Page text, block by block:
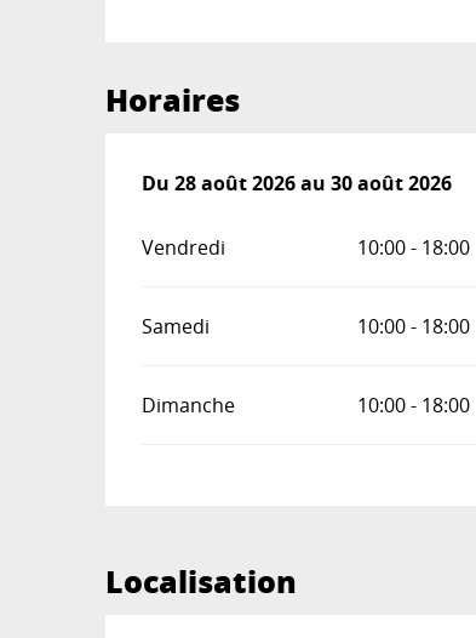
Horaires
Du 28 août 2026au 30 août 2026
Du 28 août 2026au 30 août 2026
Vendredi 10:00 - 18:00
Samedi 10:00 - 18:00
Dimanche 10:00 - 18:00
Localisation